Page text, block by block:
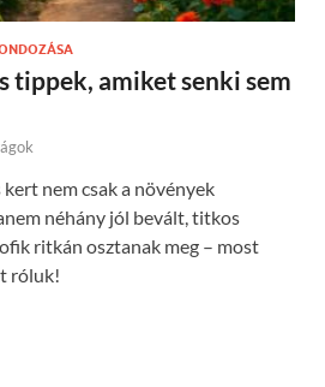
tippek, amiket senki sem
kert nem csak a növények
néhány jól bevált, titkos
ritkán osztanak meg – most
róluk!